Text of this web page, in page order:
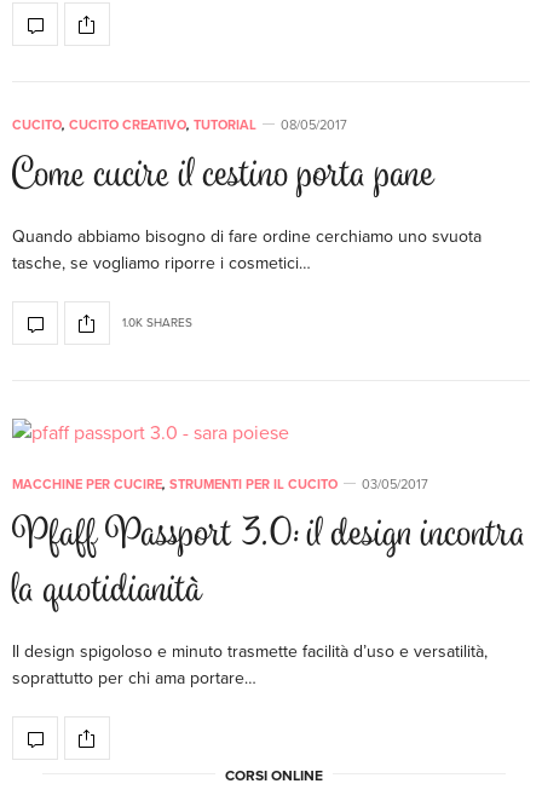
CUCITO, CUCITO CREATIVO, TUTORIAL 08/05/2017
Come cucire il cestino porta pane
Quando abbiamo bisogno di fare ordine cerchiamo uno svuota
tasche, se vogliamo riporre i cosmetici…
1.0K SHARES
MACCHINE PER CUCIRE, STRUMENTI PER IL CUCITO 03/05/2017
Pfaff Passport 3.0: il design incontra
la quotidianità
Il design spigoloso e minuto trasmette facilità d’uso e versatilità,
soprattutto per chi ama portare…
CORSI ONLINE